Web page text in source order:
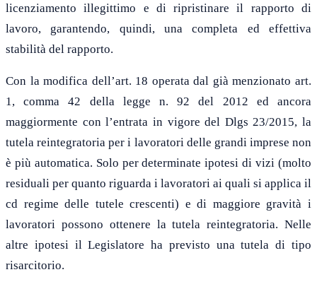
licenziamento illegittimo e di ripristinare il rapporto di
lavoro, garantendo, quindi, una completa ed effettiva
stabilità del rapporto.
Con la modifica dell’art. 18 operata dal già menzionato art.
1, comma 42 della legge n. 92 del 2012 ed ancora
maggiormente con l’entrata in vigore del Dlgs 23/2015, la
tutela reintegratoria per i lavoratori delle grandi imprese non
è più automatica. Solo per determinate ipotesi di vizi (molto
residuali per quanto riguarda i lavoratori ai quali si applica il
cd regime delle tutele crescenti) e di maggiore gravità i
lavoratori possono ottenere la tutela reintegratoria. Nelle
altre ipotesi il Legislatore ha previsto una tutela di tipo
risarcitorio.